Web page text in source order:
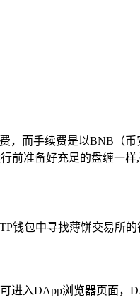
，而手续费是以BNB（
前准备好充足的盘缠一样,
钱包中寻找薄饼交易所的
进入DApp浏览器页面